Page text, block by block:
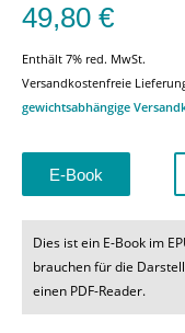
49,80 €
Enthält 7% red. MwSt.
Versandkostenfreie
gewichtsabhängige
E-Book
Dies ist ein E-Book im
brauchen für die
einen PDF-Reader.